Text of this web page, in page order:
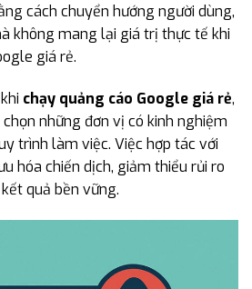
cách chuyển hướng người dùng,
không mang lại giá trị thực tế khi
giá rẻ.
chạy quảng cáo Google giá rẻ,
những đơn vị có kinh nghiệm
trình làm việc. Việc hợp tác với
hóa chiến dịch, giảm thiểu rủi ro
quả bền vững.